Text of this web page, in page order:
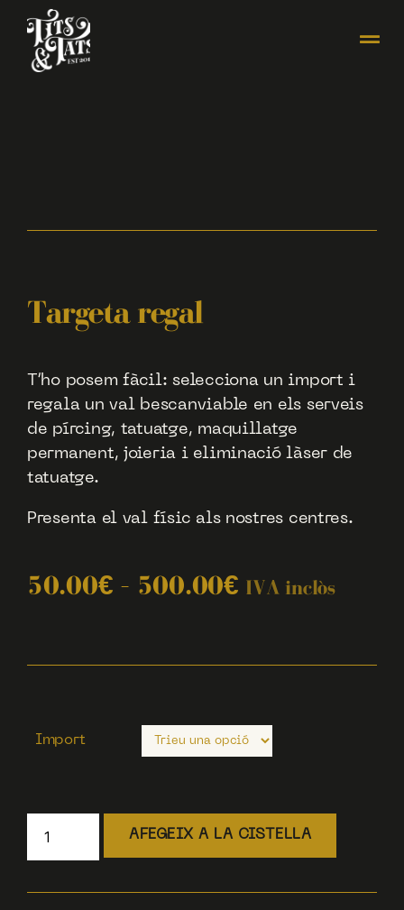
Targeta regal
T’ho posem fàcil: selecciona un import i
regala un val bescanviable en els serveis
de pírcing, tatuatge, maquillatge
permanent, joieria i eliminació làser de
tatuatge.
Presenta el val físic als nostres centres.
50.00€ – 500.00€ IVA inclòs
Import
AFEGEIX A LA CISTELLA